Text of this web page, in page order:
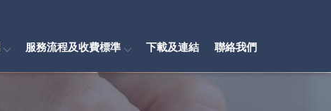
服務流程及收費標準 下載及連結 聯絡我們